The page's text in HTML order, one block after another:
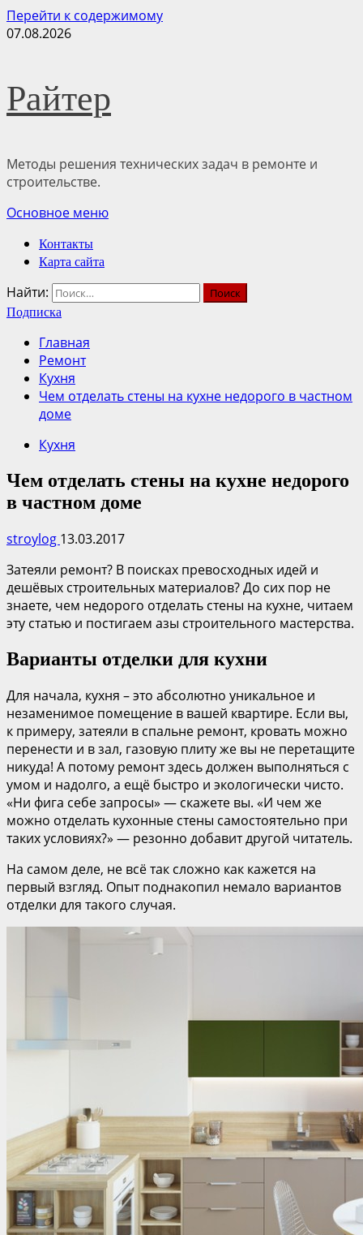
Перейти к содержимому
07.08.2026
Райтер
Методы решения технических задач в ремонте и
строительстве.
Основное меню
Контакты
Карта сайта
Найти:
Подписка
Главная
Ремонт
Кухня
Чем отделать стены на кухне недорого в частном
доме
Кухня
Чем отделать стены на кухне недорого
в частном доме
stroylog 13.03.2017
Затеяли ремонт? В поисках превосходных идей и
дешёвых строительных материалов? До сих пор не
знаете, чем недорого отделать стены на кухне, читаем
эту статью и постигаем азы строительного мастерства.
Варианты отделки для кухни
Для начала, кухня – это абсолютно уникальное и
незаменимое помещение в вашей квартире. Если вы,
к примеру, затеяли в спальне ремонт, кровать можно
перенести и в зал, газовую плиту же вы не перетащите
никуда! А потому ремонтздесь должен выполняться с
умом и надолго, а ещё быстро и экологически чисто.
«Ни фига себе запросы» — скажете вы. «И чем же
можно отделать кухонные стены самостоятельно при
таких условиях?» — резонно добавит другой читатель.
На самом деле, не всё так сложно как кажется на
первый взгляд. Опыт поднакопил немало вариантов
отделки для такого случая.